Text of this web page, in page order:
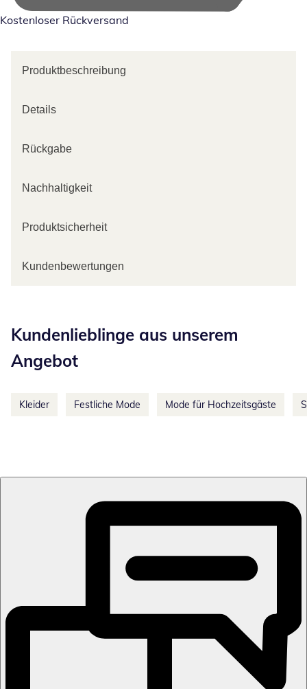
Kostenloser Rückversand
Produktbeschreibung
Details
Rückgabe
Nachhaltigkeit
Produktsicherheit
Kundenbewertungen
Kundenlieblinge aus unserem
Angebot
Kleider Festliche Mode Mode für Hochzeitsgäste